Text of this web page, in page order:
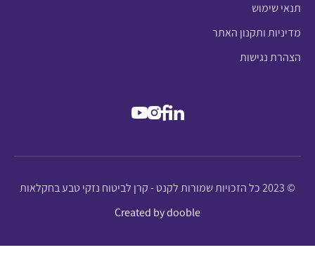
תנאי שימוש
מדיניות ותקנון האתר
הצהרת נגישות
© 2023 כל הזכויות שמורות לקנט - קרן לביטוח נזקי טבע בחקלאות
Created by dooble